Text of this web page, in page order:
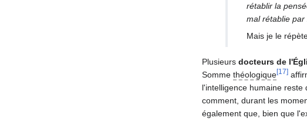
rétablir la
mal rétablie par
Mais je le
Plusieurs docteurs de
Somme théologique[17]
l'intelligence humaine reste
comment, durant les
également que, bien que